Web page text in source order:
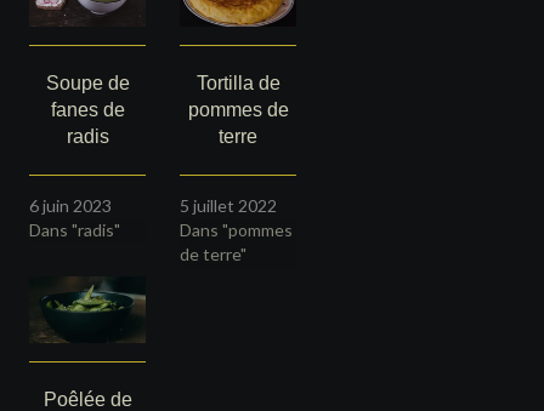
Soupe de
fanes de
radis
6 juin 2023
Dans "radis"
Tortilla de
pommes de
terre
5 juillet 2022
Dans "pommes
de terre"
Poêlée de